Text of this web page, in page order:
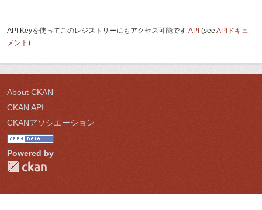
API Keyを使ってこのレジストリーにもアクセス可能です API (see APIドキュ
メント ).
About CKAN
CKAN API
CKANアソシエーション
Powered by